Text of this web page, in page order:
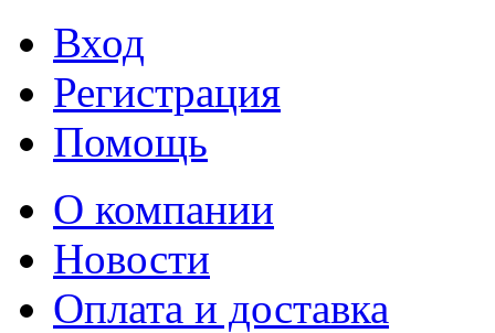
Вход
Регистрация
Помощь
О компании
Новости
Оплата и доставка